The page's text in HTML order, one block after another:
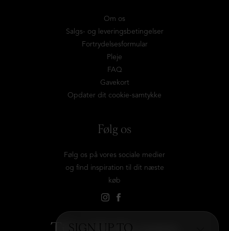
SIGN UP TO
Om os
Salgs- og leveringsbetingelser
Fortrydelsesformular
Pleje
FAQ
Gavekort
Opdater dit cookie-samtykke
Følg os
Følg os på vores sociale medier
og find inspiration til dit næste
køb